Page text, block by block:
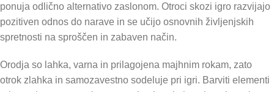
ponuja odlično alternativo zaslonom. Otroci skozi igro razvijajo
pozitiven odnos do narave in se učijo osnovnih življenjskih
spretnosti na sproščen in zabaven način.
Orodja so lahka, varna in prilagojena majhnim rokam, zato
otrok zlahka in samozavestno sodeluje pri igri. Barviti elementi